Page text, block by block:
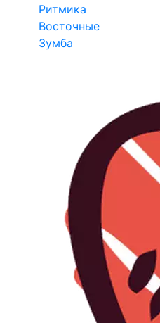
Ритмика
Восточные
Зумба